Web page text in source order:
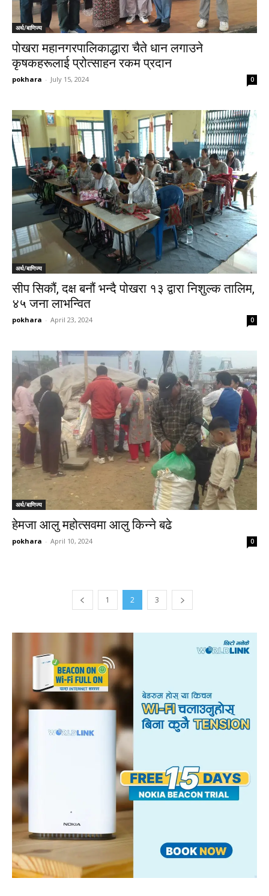
अर्थ/बाणिज्य
पोखरा महानगरपालिकाद्धारा चैते धान लगाउने
कृषकहरूलाई प्रोत्साहन रकम प्रदान
pokhara - July 15, 2024 0
अर्थ/बाणिज्य
सीप सिकौं, दक्ष बनौं भन्दै पोखरा १३ द्वारा निशुल्क तालिम,
४५ जना लाभन्वित
pokhara - April 23, 2024 0
अर्थ/बाणिज्य
हेमजा आलु महोत्सवमा आलु किन्ने बढे
pokhara - April 10, 2024 0
1 2 3